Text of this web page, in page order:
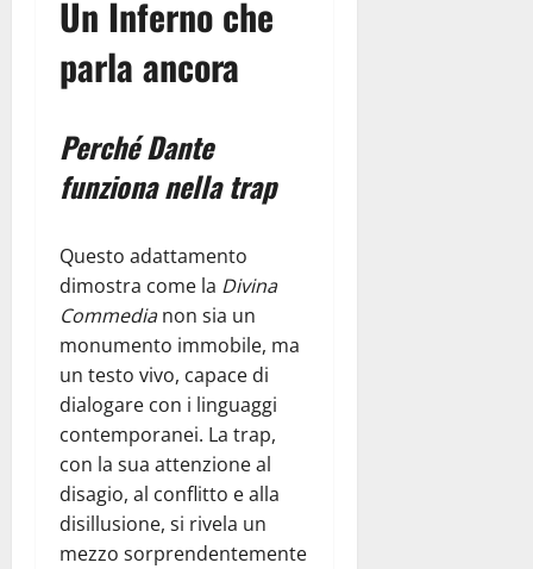
Un Inferno che
parla ancora
Perché Dante
funziona nella trap
Questo adattamento
dimostra come la Divina
Commedianon sia un
monumento immobile, ma
un testo vivo, capace di
dialogare con i linguaggi
contemporanei. La trap,
con la sua attenzione al
disagio, al conflitto e alla
disillusione, si rivela un
mezzo sorprendentemente